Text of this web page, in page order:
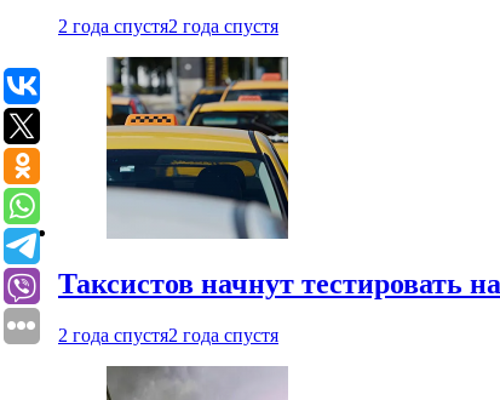
2 года спустя2 года спустя
Таксистов начнут тестировать
2 года спустя2 года спустя